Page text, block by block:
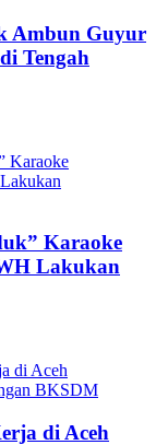
Ambun Guyur
Tengah
Karaoke
Lakukan
di Aceh